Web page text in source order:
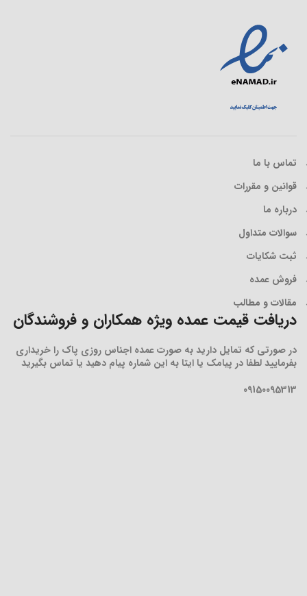
تماس با ما
قوانین و مقررات
درباره ما
سوالات متداول
ثبت شکایات
فروش عمده
مقالات و مطالب
دریافت قیمت عمده ویژه همکاران و فروشندگان
در صورتی که تمایل دارید به صورت عمده اجناس روزی پاک را خریداری
بفرمایید لطفا در پیامک یا ایتا به این شماره پیام دهید یا تماس بگیرید
09150095313